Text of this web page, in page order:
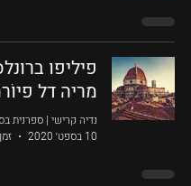
מריה דל
נדיה קרישי | ספרנית
10 בספט׳ 2020
זמן